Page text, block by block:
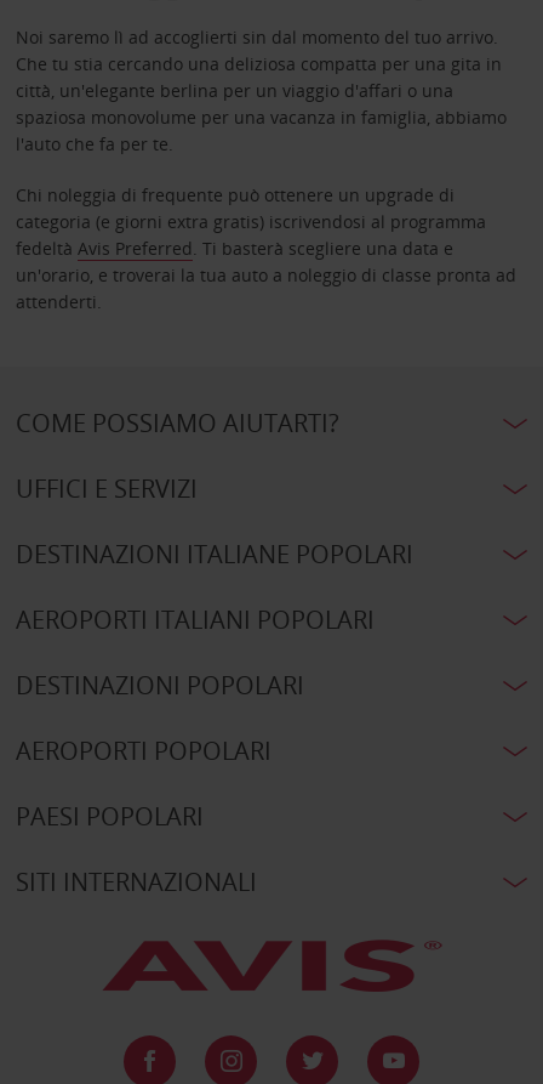
Noi saremo lì ad accoglierti sin dal momento del tuo arrivo.
Che tu stia cercando una deliziosa compatta per una gita in
città, un'elegante berlina per un viaggio d'affari o una
spaziosa monovolume per una vacanza in famiglia, abbiamo
l'auto che fa per te.
Chi noleggia di frequente può ottenere un upgrade di
categoria (e giorni extra gratis) iscrivendosi al programma
fedeltà Avis Preferred. Ti basterà scegliere una data e
un'orario, e troverai la tua auto a noleggio di classe pronta ad
attenderti.
COME POSSIAMO AIUTARTI?
UFFICI E SERVIZI
DESTINAZIONI ITALIANE POPOLARI
AEROPORTI ITALIANI POPOLARI
DESTINAZIONI POPOLARI
AEROPORTI POPOLARI
PAESI POPOLARI
SITI INTERNAZIONALI